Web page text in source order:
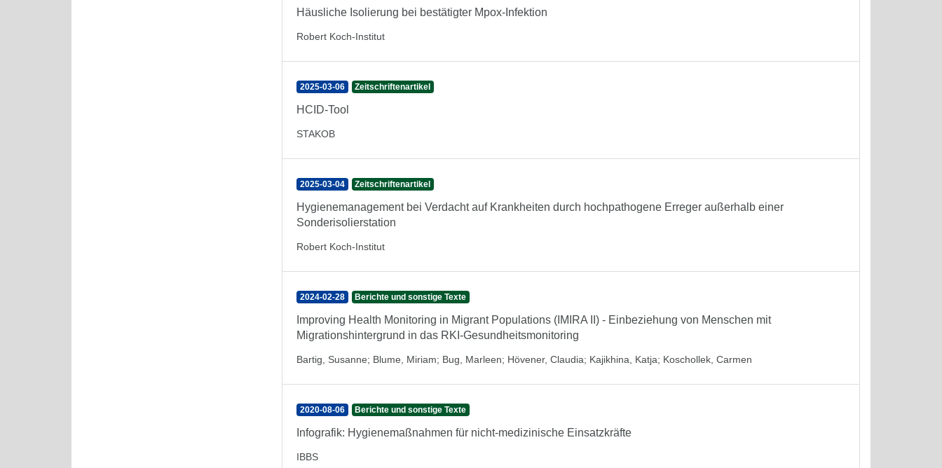
Häusliche Isolierung bei bestätigter Mpox-Infektion
Robert Koch-Institut
2025-03-06 Zeitschriftenartikel
HCID-Tool
STAKOB
2025-03-04 Zeitschriftenartikel
Hygienemanagement bei Verdacht auf Krankheiten durch hochpathogene Erreger außerhalb einer
Sonderisolierstation
Robert Koch-Institut
2024-02-28 Berichte und sonstige Texte
Improving Health Monitoring in Migrant Populations (IMIRA II) - Einbeziehung von Menschen mit
Migrationshintergrund in das RKI-Gesundheitsmonitoring
Bartig, Susanne; Blume, Miriam; Bug, Marleen; Hövener, Claudia; Kajikhina, Katja; Koschollek, Carmen
2020-08-06 Berichte und sonstige Texte
Infografik: Hygienemaßnahmen für nicht-medizinische Einsatzkräfte
IBBS